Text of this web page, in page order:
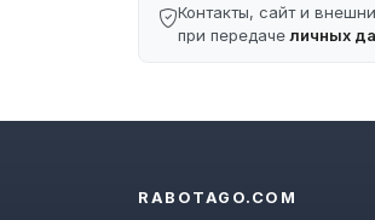
Контакты, сайт и
при передачеличных
RABOTAGO.COM